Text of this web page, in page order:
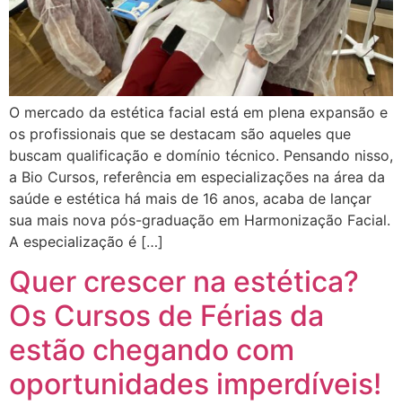
O mercado da estética facial está em plena expansão e
os profissionais que se destacam são aqueles que
buscam qualificação e domínio técnico. Pensando nisso,
a Bio Cursos, referência em especializações na área da
saúde e estética há mais de 16 anos, acaba de lançar
sua mais nova pós-graduação em Harmonização Facial.
A especialização é […]
Quer crescer na estética?
Os Cursos de Férias da
estão chegando com
oportunidades imperdíveis!